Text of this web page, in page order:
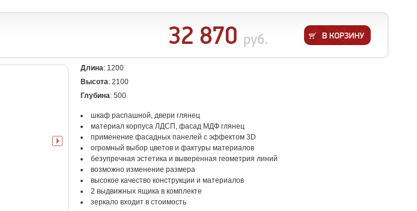
32 870 руб.
Длина: 1200
Высота: 2100
Глубина: 500
шкаф распашной, двери глянец
материал корпуса ЛДСП, фасад МДФ глянец
применение фасадных панелей с эффектом 3D
огромный выбор цветов и фактуры материалов
безупречная эстетика и выверенная геометрия линий
возможно изменение размера
высокое качество конструкции и материалов
2 выдвижных ящика в комплекте
зеркало входит в стоимость